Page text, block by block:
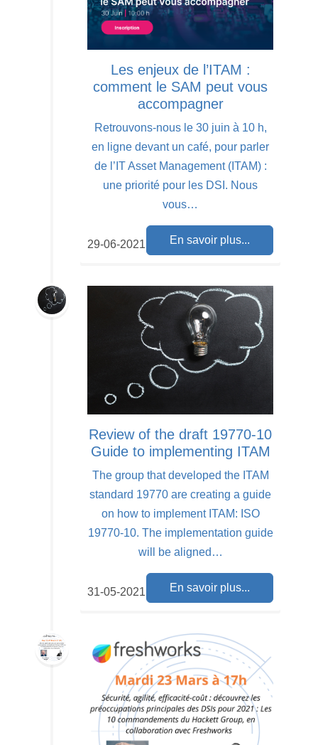
Les enjeux de l’ITAM :
comment le SAM peut vous
accompagner
Retrouvons-nous le 30 juin à 10 h,
en ligne devant un café, pour parler
de l’IT Asset Management (ITAM) :
une priorité pour les DSI. Nous
vous…
En savoir plus...
29-06-2021
Review of the draft 19770-10
Guide to implementing ITAM
The group that developed the ITAM
standard 19770 are creating a guide
on how to implement ITAM: ISO
19770-10. The implementation guide
will be aligned…
En savoir plus...
31-05-2021